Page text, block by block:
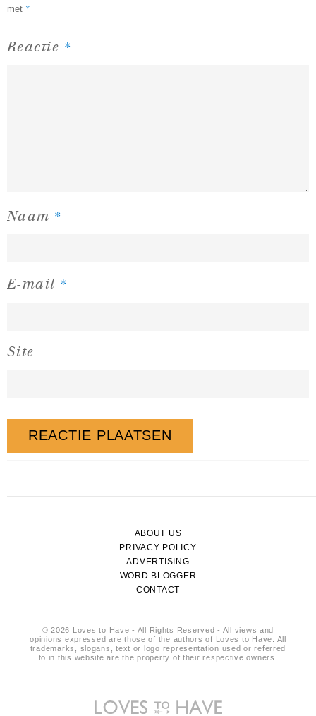
met *
Reactie *
Naam *
E-mail *
Site
ABOUT US
PRIVACY POLICY
ADVERTISING
WORD BLOGGER
CONTACT
© 2026 Loves to Have - All Rights Reserved - All views and
opinions expressed are those of the authors of Loves to Have. All
trademarks, slogans, text or logo representation used or referred
to in this website are the property of their respective owners.